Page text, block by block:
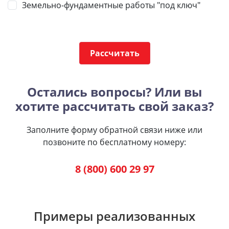
Земельно-фундаментные работы "под ключ"
Рассчитать
Остались вопросы? Или вы
хотите рассчитать свой заказ?
Заполните форму обратной связи ниже или
позвоните по бесплатному номеру:
8 (800) 600 29 97
Примеры реализованных